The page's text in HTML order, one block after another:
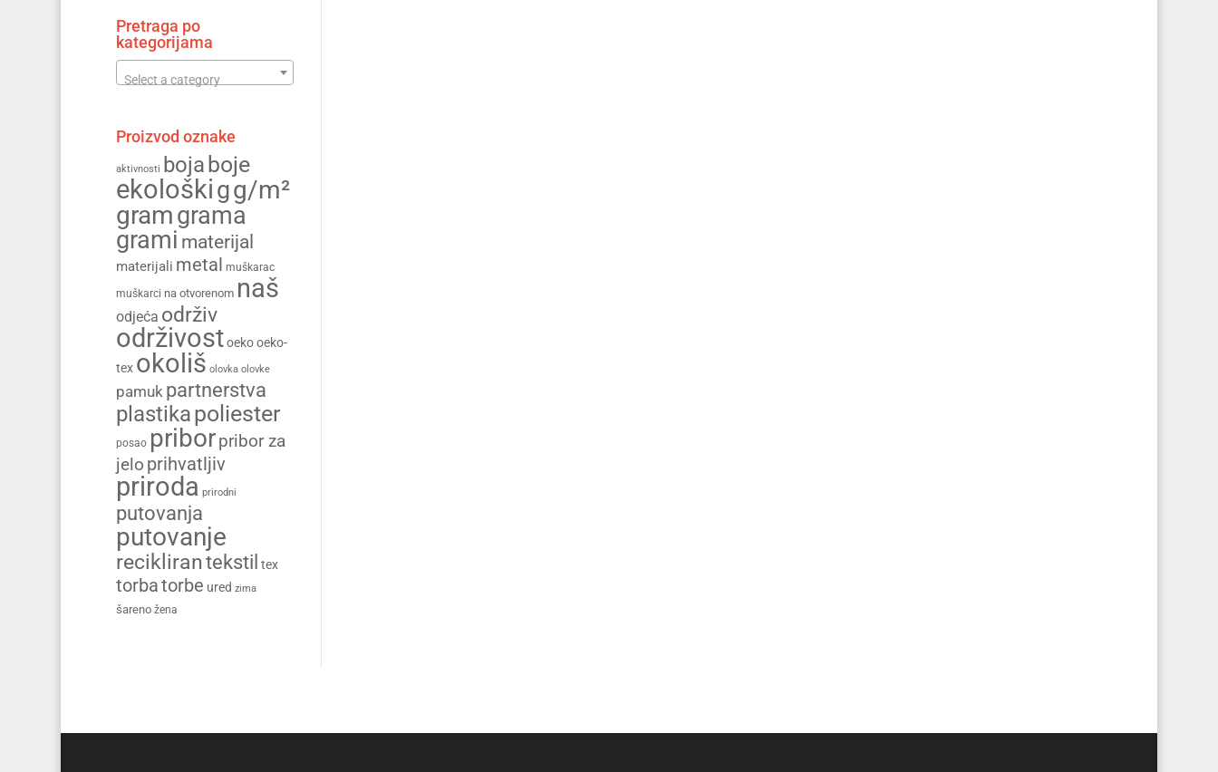
Pretraga po
kategorijama
Select a category
Proizvod oznake
aktivnosti boja boje
ekološkigg/m²
gramgrama
grami materijal
materijali metal muškarac
muškarci na otvorenom naš
odjeća održiv
održivost oeko oeko-
tex okoliš olovka olovke
pamuk partnerstva
plastikapoliester
posao priborpribor za
jelo prihvatljiv
priroda prirodni
putovanja
putovanje
recikliran tekstil tex
torbatorbe ured zima
šareno žena